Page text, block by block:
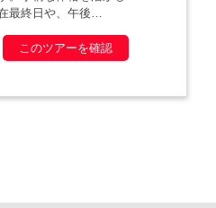
最終日や、午後
このツアーを確認